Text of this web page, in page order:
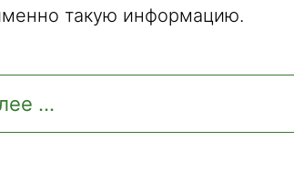
такую информацию.
...